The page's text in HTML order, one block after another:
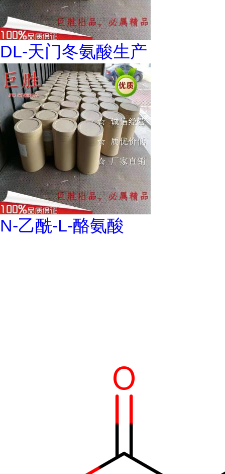
DL-天门冬氨酸生产
N-乙酰-L-酪氨酸